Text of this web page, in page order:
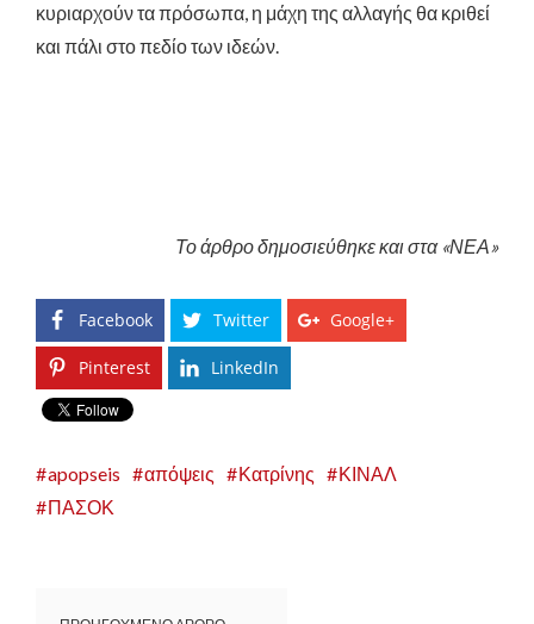
κυριαρχούν τα πρόσωπα, η μάχη της αλλαγής θα κριθεί
και πάλι στο πεδίο των ιδεών.
Το άρθρο δημοσιεύθηκε και στα «ΝΕΑ»
Facebook Twitter Google+
Pinterest LinkedIn
apopseis απόψεις Κατρίνης
ΚΙΝΑΛ
ΠΑΣΟΚ